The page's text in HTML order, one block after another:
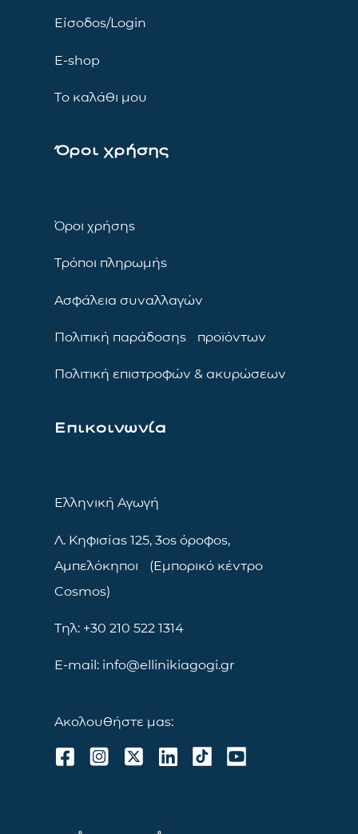
Είσοδος/Login
E-shop
Το καλάθι μου
Όροι χρήσης
Όροι χρήσης
Τρόποι πληρωμής
Ασφάλεια συναλλαγών
Πολιτική παράδοσης προϊόντων
Πολιτική επιστροφών & ακυρώσεων
Επικοινωνία
Ελληνική Αγωγή
Λ. Κηφισίας 125, 3ος όροφος,
Αμπελόκηποι (Εμπορικό κέντρο
Cosmos)
Τηλ: +30 210 522 1314
E-mail: info@ellinikiagogi.gr
Ακολουθήστε μας: